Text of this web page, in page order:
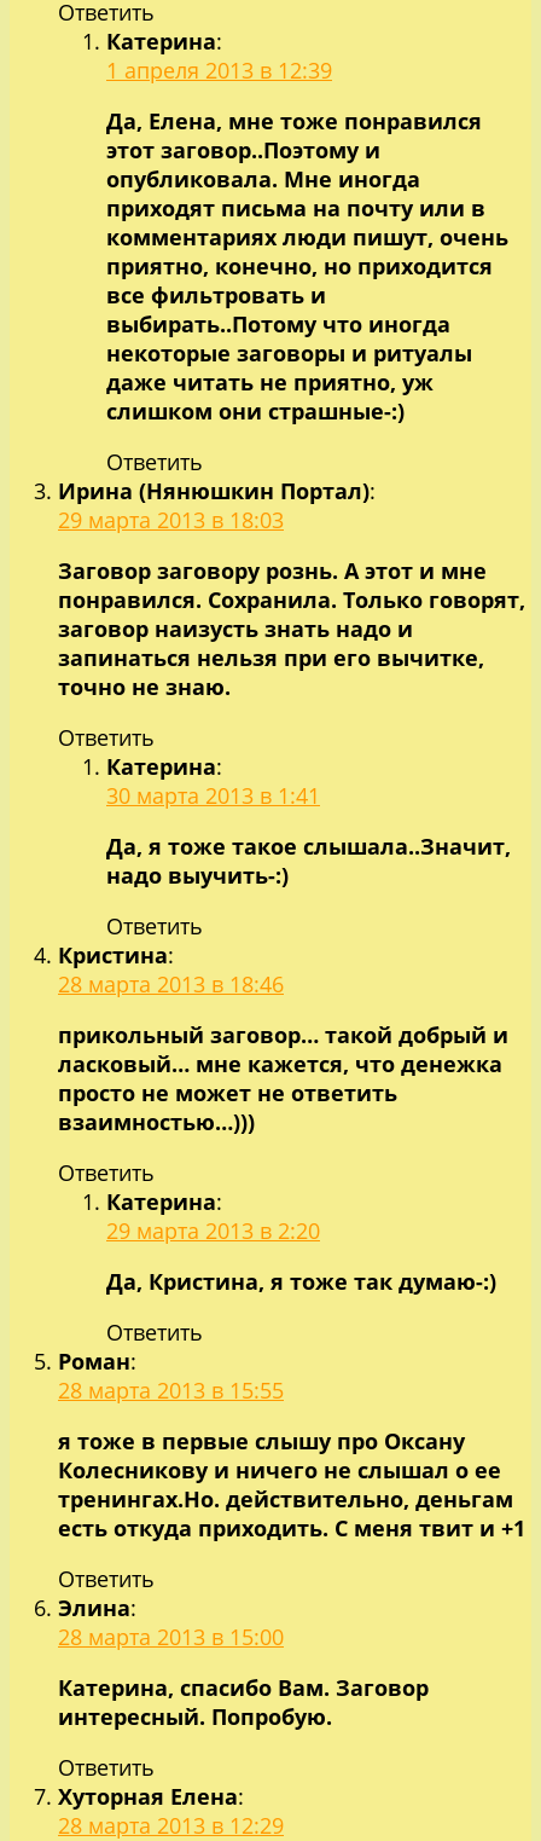
Ответить
Катерина:
1 апреля 2013 в 12:39
Да, Елена, мне тоже понравился
этот заговор..Поэтому и
опубликовала. Мне иногда
приходят письма на почту или в
комментариях люди пишут, очень
приятно, конечно, но приходится
все фильтровать и
выбирать..Потому что иногда
некоторые заговоры и ритуалы
даже читать не приятно, уж
слишком они страшные-:)
Ответить
Ирина (Нянюшкин Портал):
29 марта 2013 в 18:03
Заговор заговору рознь. А этот и мне
понравился. Сохранила. Только говорят,
заговор наизусть знать надо и
запинаться нельзя при его вычитке,
точно не знаю.
Ответить
Катерина:
30 марта 2013 в 1:41
Да, я тоже такое слышала..Значит,
надо выучить-:)
Ответить
Кристина:
28 марта 2013 в 18:46
прикольный заговор… такой добрый и
ласковый… мне кажется, что денежка
просто не может не ответить
взаимностью…)))
Ответить
Катерина:
29 марта 2013 в 2:20
Да, Кристина, я тоже так думаю-:)
Ответить
Роман:
28 марта 2013 в 15:55
я тоже в первые слышу про Оксану
Колесникову и ничего не слышал о ее
тренингах.Но. действительно, деньгам
есть откуда приходить. С меня твит и +1
Ответить
Элина:
28 марта 2013 в 15:00
Катерина, спасибо Вам. Заговор
интересный. Попробую.
Ответить
Хуторная Елена:
28 марта 2013 в 12:29